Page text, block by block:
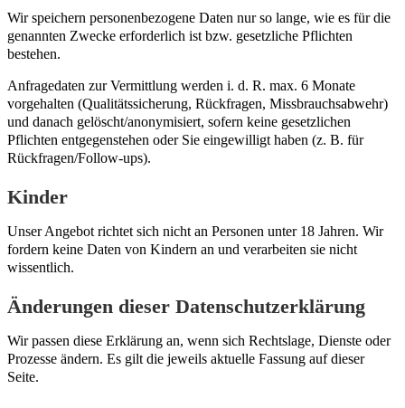
Wir speichern personenbezogene Daten nur so lange, wie es für die
genannten Zwecke erforderlich ist bzw. gesetzliche Pflichten
bestehen.
Anfragedaten zur Vermittlung werden i. d. R. max. 6 Monate
vorgehalten (Qualitätssicherung, Rückfragen, Missbrauchsabwehr)
und danach gelöscht/anonymisiert, sofern keine gesetzlichen
Pflichten entgegenstehen oder Sie eingewilligt haben (z. B. für
Rückfragen/Follow-ups).
Kinder
Unser Angebot richtet sich nicht an Personen unter 18 Jahren. Wir
fordern keine Daten von Kindern an und verarbeiten sie nicht
wissentlich.
Änderungen dieser Datenschutzerklärung
Wir passen diese Erklärung an, wenn sich Rechtslage, Dienste oder
Prozesse ändern. Es gilt die jeweils aktuelle Fassung auf dieser
Seite.